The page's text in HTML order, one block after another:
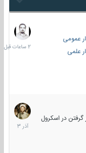
عمومی
2
ساعات
قبل
در اسکرول
7
آذر
1403